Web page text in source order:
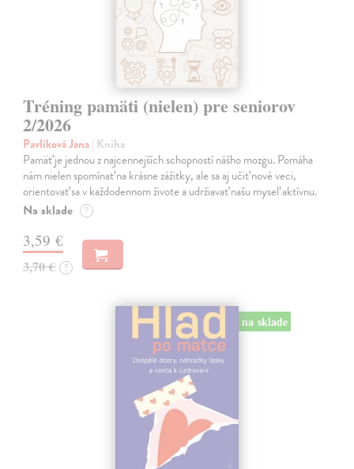
Tréning pamäti (nielen) pre seniorov
2/2026
Pavlíková Jana| Kniha
Pamäť je jednou z najcennejších schopností nášho mozgu. Pomáha
nám nielen spomínať na krásne zážitky, ale sa aj učiť nové veci,
orientovať sa v každodennom živote a udržiavať našu myseľ aktívnu.
Na sklade ?
3,59 €
3,70 € ?
na sklade